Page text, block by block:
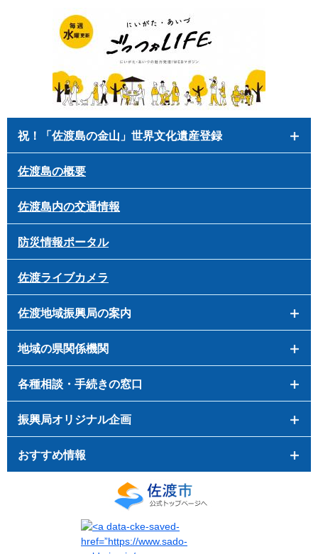
祝！「佐渡島の金山」世界文化遺産登録
佐渡島の概要
佐渡島内の交通情報
防災情報ポータル
佐渡ライブカメラ
佐渡地域振興局の案内
地域の県関係機関
各種相談・手続きの窓口
振興局オリジナル企画
おすすめ情報